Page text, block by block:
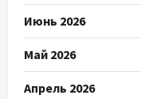
Июнь 2026
Май 2026
Апрель 2026